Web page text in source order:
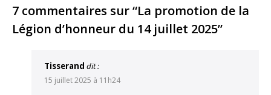
Link
7 commentaires sur “La promotion de la
Légion d’honneur du 14 juillet 2025”
Tisserand dit :
15 juillet 2025 à 11h24